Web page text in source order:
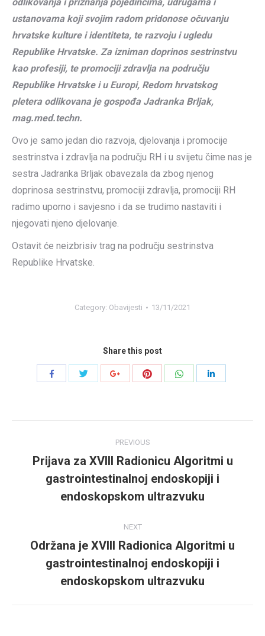
ustanovama koji svojim radom pridonose očuvanju
hrvatske kulture i identiteta, te razvoju i ugledu
Republike Hrvatske. Za izniman doprinos sestrinstvu
kao profesiji, te promociji zdravlja na području
Republike Hrvatske i u Europi, Redom hrvatskog
pletera odlikovana je gospođa Jadranka Brljak,
mag.med.techn.
Ovo je samo jedan dio razvoja, djelovanja i promocije
sestrinstva i zdravlja na području RH i u svijetu čime nas je
sestra Jadranka Brljak obavezala da zbog njenog
doprinosa sestrinstvu, promociji zdravlja, promociji RH
radimo uporno i savjesno i da se trudimo nastaviti i
njegovati njeno djelovanje.
Ostavit će neizbrisiv trag na području sestrinstva
Republike Hrvatske.
Category: Obavijesti 13/11/2021
Share this post
Share
Share
Share
Share
Share
navigation
PREVIOUS
Previous
post:
Prijava za XVIII Radionicu Algoritmi u
gastrointestinalnoj endoskopiji i
endoskopskom ultrazvuku
NEXT
Next
post:
Održana je XVIII Radionica Algoritmi u
gastrointestinalnoj endoskopiji i
endoskopskom ultrazvuku